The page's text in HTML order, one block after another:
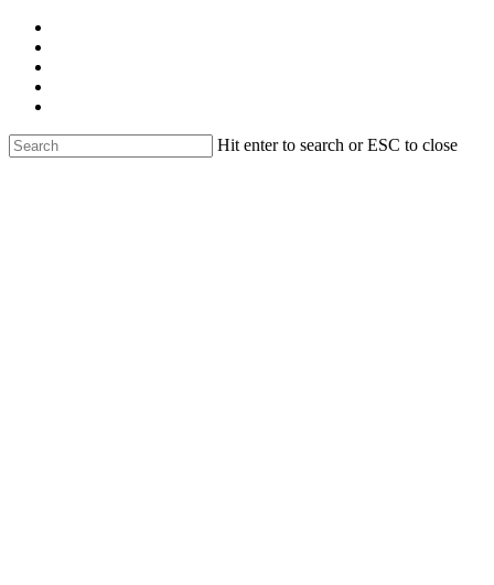
Skip
main
content
Hit enter to search or ESC to close